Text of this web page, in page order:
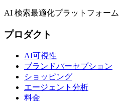
AI 検索最適化プラットフォーム
プロダクト
AI可視性
ブランドパーセプション
ショッピング
エージェント分析
料金